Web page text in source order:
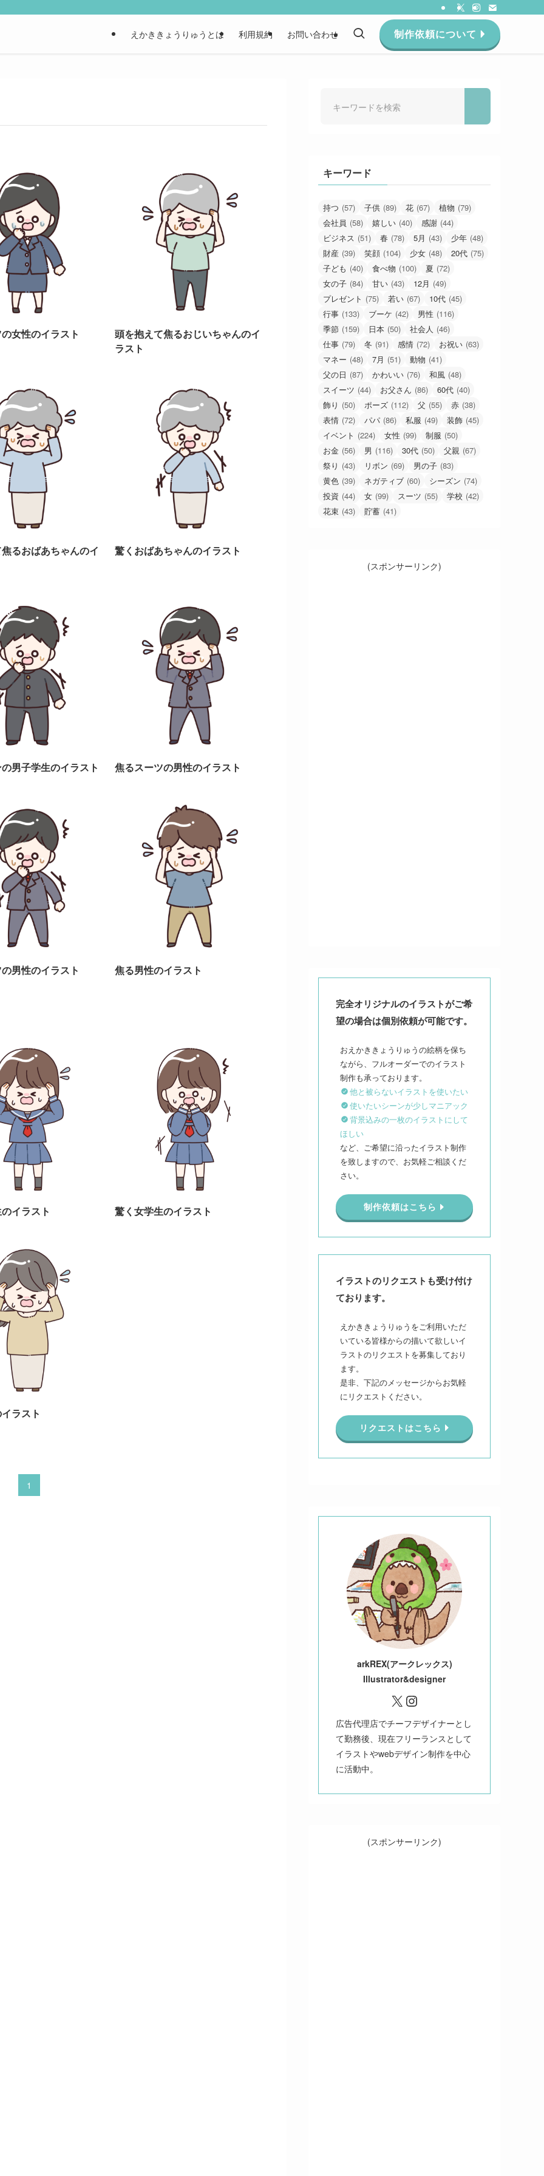
えかききょうりゅうとは 利用規約 お問い合わせ 制作依頼について
女性のイラスト
頭を抱えて焦るおじいちゃんのイ
ラスト
るおばあちゃんのイ 驚くおばあちゃんのイラスト
男子学生のイラスト 焦るスーツの男性のイラスト
男性のイラスト 焦る男性のイラスト
イラスト 驚く女学生のイラスト
ラスト
1
キーワード
持つ (57) 子供 (89) 花 (67) 植物 (79)
会社員 (58) 嬉しい (40) 感謝 (44)
ビジネス (51) 春 (78) 5月 (43) 少年 (48)
財産 (39) 笑顔 (104) 少女 (48) 20代 (75)
子ども (40) 食べ物 (100) 夏 (72)
女の子 (84) 甘い (43) 12月 (49)
プレゼント (75) 若い (67) 10代 (45)
行事 (133) ブーケ (42) 男性 (116)
季節 (159) 日本 (50) 社会人 (46)
仕事 (79) 冬 (91) 感情 (72) お祝い (63)
マネー (48) 7月 (51) 動物 (41)
父の日 (87) かわいい (76) 和風 (48)
スイーツ (44) お父さん (86) 60代 (40)
飾り (50) ポーズ (112) 父 (55) 赤 (38)
表情 (72) パパ (86) 私服 (49) 装飾 (45)
イベント (224) 女性 (99) 制服 (50)
お金 (56) 男 (116) 30代 (50) 父親 (67)
祭り (43) リボン (69) 男の子 (83)
黄色 (39) ネガティブ (60) シーズン (74)
投資 (44) 女 (99) スーツ (55) 学校 (42)
花束 (43) 貯蓄 (41)
(スポンサーリンク)
完全オリジナルのイラストがご希
望の場合は個別依頼が可能です。
おえかききょうりゅうの絵柄を保ち
ながら、フルオーダーでのイラスト
他と被らないイラストを使いたい
使いたいシーンが少しマニアック
背景込みの一枚のイラストにして
ほしい
など、ご希望に沿ったイラスト制作
を致しますので、お気軽ご相談くだ
さい。
制作依頼はこちら
イラストのリクエストも受け付け
ております。
えかききょうりゅうをご利用いただ
いている皆様からの描いて欲しいイ
ラストのリクエストを募集しており
ます。
是非、下記のメッセージからお気軽
にリクエストください。
リクエストはこちら
arkREX(アークレックス)
Illustrator&designer
X Instagram
広告代理店でチーフデザイナーとし
て勤務後、現在フリーランスとして
イラストやwebデザイン制作を中心
に活動中。
(スポンサーリンク)